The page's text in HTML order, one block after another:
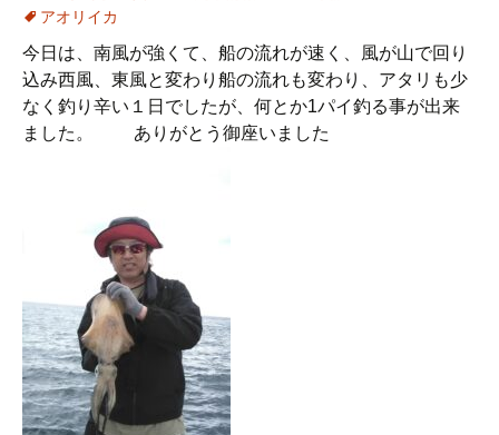
アオリイカ
今日は、南風が強くて、船の流れが速く、風が山で回り
込み西風、東風と変わり船の流れも変わり、アタリも少
なく釣り辛い１日でしたが、何とか1パイ釣る事が出来
ました。 ありがとう御座いました